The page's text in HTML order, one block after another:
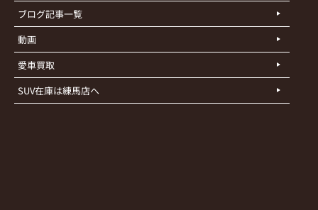
ブログ記事一覧
動画
愛車買取
SUV在庫は練馬店へ